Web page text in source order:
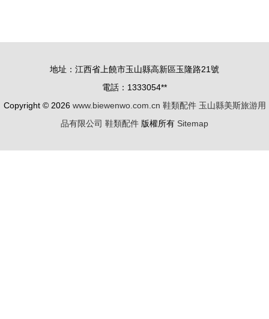
地址：江西省上饒市玉山縣高新區玉隆路21號
電話：1333054**
Copyright © 2026 www.biewenwo.com.cn 鞋類配件 玉山縣美斯旅游用
品有限公司 鞋類配件 版權所有 Sitemap